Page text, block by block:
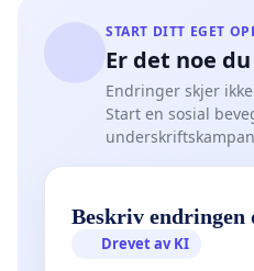
START DITT EGET
Er det noe
Endringer skjer
Start en sosial
Beskriv endringen
Drevet av KI